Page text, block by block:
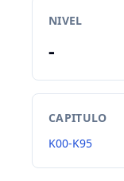
NIVEL
-
CAPITULO
K00-K95